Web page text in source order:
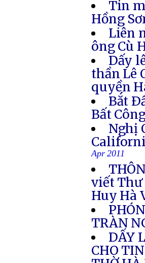
Tin
Hồng
Liên
ông Cù
Dấy
thần Lê
quyền
Bắt
Bất
Nghị
Apr 2011
viết Thư
Huy Hà
TRÀN
DẤY
CHO